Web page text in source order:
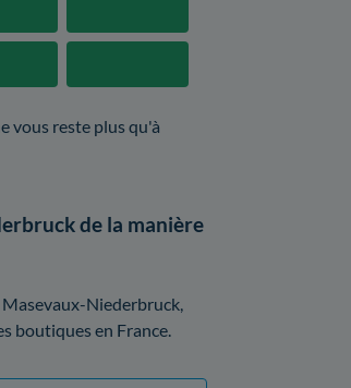
vous reste plus qu'à
de la manière
Masevaux-Niederbruck,
boutiques en France.